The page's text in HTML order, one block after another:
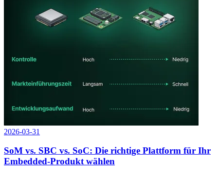
2026-03-31
SoM vs. SBC vs. SoC: Die richtige Plattform für Ihr
Embedded-Produkt wählen